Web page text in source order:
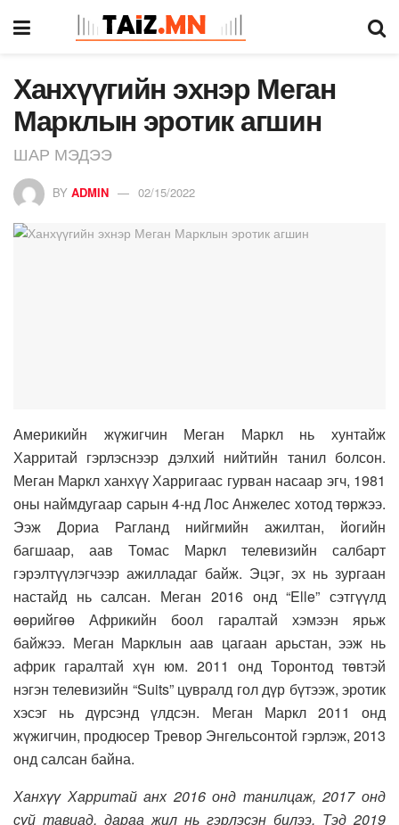
Ханхүүгийн эхнэр Меган
Марклын эротик агшин
ШАР МЭДЭЭ
BY ADMIN 02/15/2022
Америкийн жүжигчин Меган Маркл нь хунтайж
Харритай гэрлэснээр дэлхий нийтийн танил болсон.
Меган Маркл ханхүү Харригаас гурван насаар эгч, 1981
оны наймдугаар сарын 4-нд Лос Анжелес хотод төржээ.
Ээж Дориа Рагланд нийгмийн ажилтан, йогийн
багшаар, аав Томас Маркл телевизийн салбарт
гэрэлтүүлэгчээр ажилладаг байж. Эцэг, эх нь зургаан
настайд нь салсан. Меган 2016 онд “Elle” сэтгүүлд
өөрийгөө Африкийн боол гаралтай хэмээн ярьж
байжээ. Меган Марклын аав цагаан арьстан, ээж нь
африк гаралтай хүн юм. 2011 онд Торонтод төвтэй
нэгэн телевизийн “Suits” цувралд гол дүр бүтээж, эротик
хэсэг нь дүрсэнд үлдсэн. Меган Маркл 2011 онд
жүжигчин, продюсер Тревор Энгельсонтой гэрлэж, 2013
онд салсан байна.
Ханхүү Харритайанх 2016 онд танилцаж, 2017 онд
сүй тавиад, дараа жил нь гэрлэсэн билээ. Тэд 2019